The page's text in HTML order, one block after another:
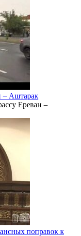
– Аштарак
Ереван –
поправок к